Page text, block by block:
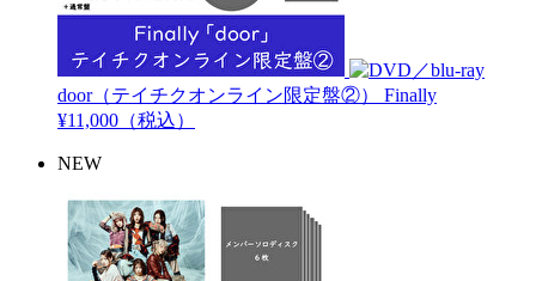
door（テイチクオンライン限定盤②） Finally
¥11,000（税込）
NEW